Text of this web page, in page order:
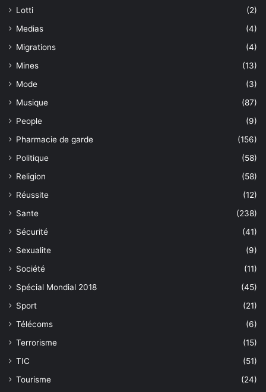
Lotti
(2)
Medias
(4)
Migrations
(4)
Mines
(13)
Mode
(3)
Musique
(87)
People
(9)
Pharmacie de garde
(156)
Politique
(58)
Religion
(58)
Réussite
(12)
Sante
(238)
Sécurité
(41)
Sexualite
(9)
Société
(11)
Spécial Mondial 2018
(45)
Sport
(21)
Télécoms
(6)
Terrorisme
(15)
TIC
(51)
Tourisme
(24)